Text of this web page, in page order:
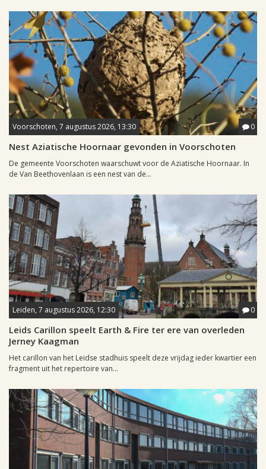
Voorschoten, 7 augustus 2026, 13:30 0
Nest Aziatische Hoornaar gevonden in Voorschoten
De gemeente Voorschoten waarschuwt voor de Aziatische Hoornaar. In
de Van Beethovenlaan is een nest van de...
Leiden, 7 augustus 2026, 12:30 0
Leids Carillon speelt Earth & Fire ter ere van overleden
Jerney Kaagman
Het carillon van het Leidse stadhuis speelt deze vrijdag ieder kwartier een
fragment uit het repertoire van...